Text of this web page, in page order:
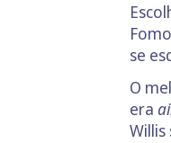
se
O
era